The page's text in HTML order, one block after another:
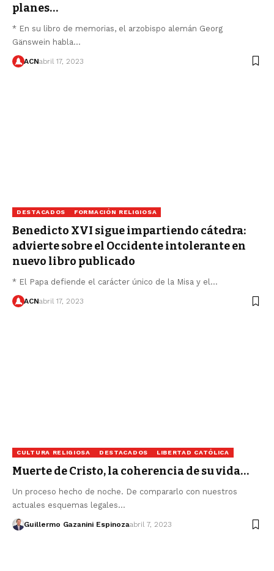
planes…
* En su libro de memorias, el arzobispo alemán Georg
Gänswein habla…
ACNabril 17, 2023
DESTACADOS FORMACIÓN RELIGIOSA
Benedicto XVI sigue impartiendo cátedra:
advierte sobre el Occidente intolerante en
nuevo libro publicado
* El Papa defiende el carácter único de la Misa y el…
ACNabril 17, 2023
CULTURA RELIGIOSA DESTACADOS LIBERTAD CATÓLICA
Muerte de Cristo, la coherencia de su vida…
Un proceso hecho de noche. De compararlo con nuestros
actuales esquemas legales…
Guillermo Gazanini Espinozaabril 7, 2023